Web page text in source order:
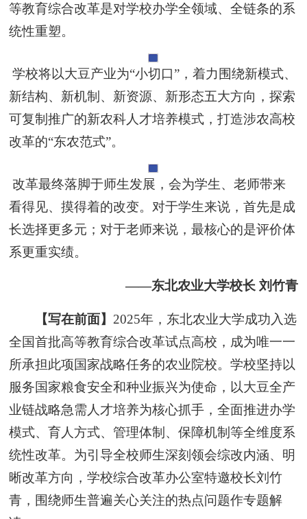
等教育综合改革是对学校办学全领域、全链条的系
统性重塑。
学校将以大豆产业为“小切口”，着力围绕新模式、
新结构、新机制、新资源、新形态五大方向，探索
可复制推广的新农科人才培养模式，打造涉农高校
改革的“东农范式”。
改革最终落脚于师生发展，会为学生、老师带来
看得见、摸得着的改变。对于学生来说，首先是成
长选择更多元；对于老师来说，最核心的是评价体
系更重实绩。
——东北农业大学校长 刘竹青
【写在前面】 2025年，东北农业大学成功入选
全国首批高等教育综合改革试点高校，成为唯一一
所承担此项国家战略任务的农业院校。学校坚持以
服务国家粮食安全和种业振兴为使命，以大豆全产
业链战略急需人才培养为核心抓手，全面推进办学
模式、育人方式、管理体制、保障机制等全维度系
统性改革。为引导全校师生深刻领会综改内涵、明
晰改革方向，学校综合改革办公室特邀校长刘竹
青，围绕师生普遍关心关注的热点问题作专题解